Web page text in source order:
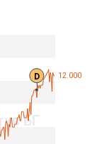
БГ
12.000
D